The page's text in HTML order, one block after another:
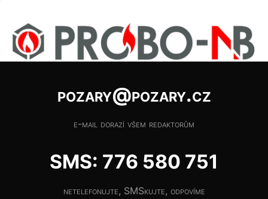
pozary@pozary.cz
e-mail dorazí všem redaktorům
SMS: 776 580 751
netelefonujte, SMSkujte, odpovíme